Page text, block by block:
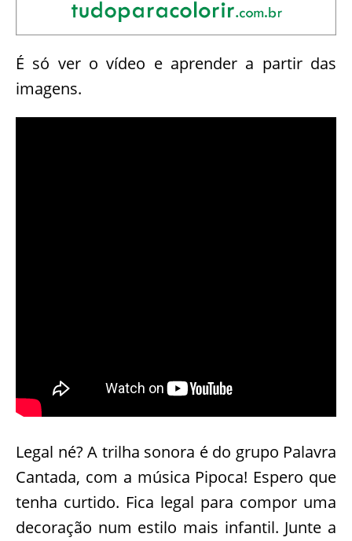
É só ver o vídeo e aprender a partir das
imagens.
Legal né? A trilha sonora é do grupo Palavra
Cantada, com a música Pipoca! Espero que
tenha curtido. Fica legal para compor uma
decoração num estilo mais infantil. Junte a